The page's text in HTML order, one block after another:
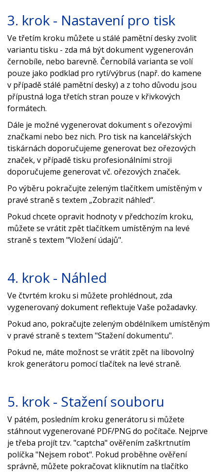
3. krok - Nastavení pro tisk
Ve třetím kroku můžete u stálé pamětní desky zvolit
variantu tisku - zda má být dokument vygenerován
černobíle, nebo barevně. Černobílá varianta se volí
pouze jako podklad pro rytí/výbrus (např. do kamene
v případě stálé pamětní desky) a z toho důvodu jsou
přípustná loga třetích stran pouze v křivkových
formátech.
Dále je možné vygenerovat dokument s ořezovými
značkami nebo bez nich. Pro tisk na kancelářských
tiskárnách doporučujeme generovat bez ořezových
značek, v případě tisku profesionálními stroji
doporučujeme generovat vč. ořezových značek.
Po výběru pokračujte zeleným tlačítkem umístěným v
pravé straně s textem „Zobrazit náhled“.
Pokud chcete opravit hodnoty v předchozím kroku,
můžete se vrátit zpět tlačítkem umístěným na levé
straně s textem "Vložení údajů".
4. krok - Náhled
Ve čtvrtém kroku si můžete prohlédnout, zda
vygenerovaný dokument reflektuje Vaše požadavky.
Pokud ano, pokračujte zeleným obdélníkem umístěným
v pravé straně s textem "Stažení dokumentu".
Pokud ne, máte možnost se vrátit zpět na libovolný
krok generátoru pomocí tlačítek na levé straně.
5. krok - Stažení souboru
V pátém, posledním kroku generátoru si můžete
stáhnout vygenerované PDF/PNG do počítače. Nejprve
je třeba projít tzv. "captcha" ověřením zaškrtnutím
políčka "Nejsem robot". Pokud proběhne ověření
správně, můžete pokračovat kliknutím na tlačítko